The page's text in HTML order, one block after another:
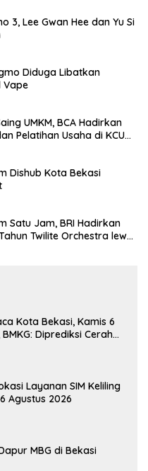
3, Lee Gwan Hee dan Yu Si
Diduga Libatkan
Vape
UMKM, BCA Hadirkan
Pelatihan Usaha di KCU
Dishub Kota Bekasi
Satu Jam, BRI Hadirkan
Twilite Orchestra lewat
Kota Bekasi, Kamis 6
Diprediksi Cerah
Layanan SIM Keliling
Agustus 2026
MBG di Bekasi